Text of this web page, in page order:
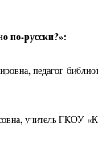
по-русски?»:
педагог-
ГКОУ